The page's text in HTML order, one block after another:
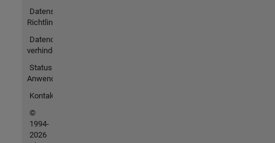
Datenschutz-
Richtlinien
Datendiebstahl
verhindern
Status von
Anwendungen
Kontakt
©
1994-
2026